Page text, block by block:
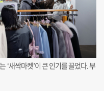
‘새싹마켓’이 큰 인기를 끌었다. 부